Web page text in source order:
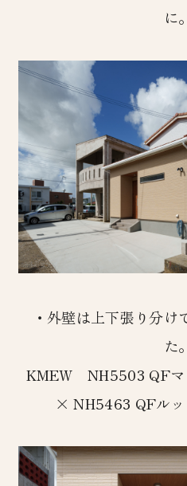
に。
・外壁は上下張り分け
た。
KMEW NH5503 QFマ
× NH5463 QFルッ